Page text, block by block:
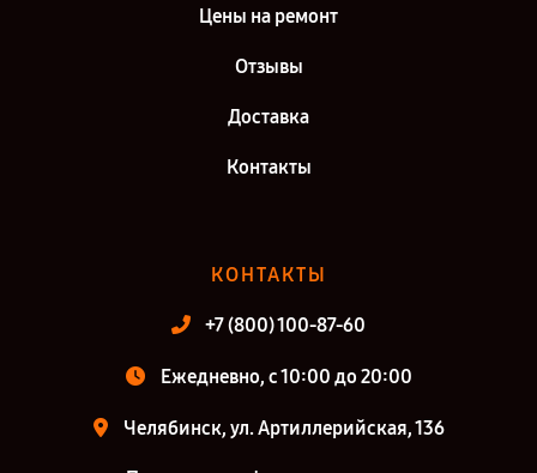
Цены на ремонт
Отзывы
Доставка
Контакты
КОНТАКТЫ
+7 (800) 100-87-60
Ежедневно, с 10:00 до 20:00
Челябинск, ул. Артиллерийская, 136